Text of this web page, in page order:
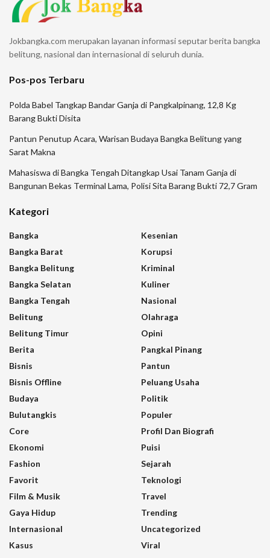
Jokbangka.com merupakan layanan informasi seputar berita bangka
belitung, nasional dan internasional di seluruh dunia.
Pos-pos Terbaru
Polda Babel Tangkap Bandar Ganja di Pangkalpinang, 12,8 Kg
Barang Bukti Disita
Pantun Penutup Acara, Warisan Budaya Bangka Belitung yang
Sarat Makna
Mahasiswa di Bangka Tengah Ditangkap Usai Tanam Ganja di
Bangunan Bekas Terminal Lama, Polisi Sita Barang Bukti 72,7 Gram
Kategori
Bangka
Bangka Barat
Bangka Belitung
Bangka Selatan
Bangka Tengah
Belitung
Belitung Timur
Berita
Bisnis
Bisnis Offline
Budaya
Bulutangkis
Core
Ekonomi
Fashion
Favorit
Film & Musik
Gaya Hidup
Internasional
Kasus
Kesenian
Korupsi
Kriminal
Kuliner
Nasional
Olahraga
Opini
Pangkal Pinang
Pantun
Peluang Usaha
Politik
Populer
Profil Dan Biografi
Puisi
Sejarah
Teknologi
Travel
Trending
Uncategorized
Viral